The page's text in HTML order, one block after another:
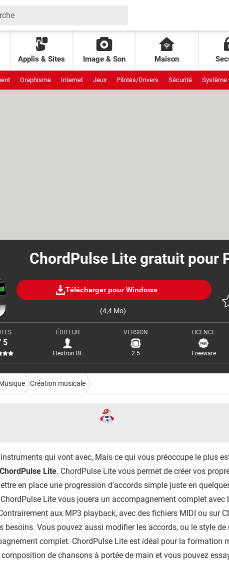
Applis & Sites Image & Son Maison
Graphisme Internet Jeux Pilotes/Drivers Sécurité Système
ChordPulse Lite gratuit pour
Télécharger pour Windows
(4,4 Mo)
5
ÉDITEUR
Flextron Bt.
VERSION
2.5
LICENCE
Freeware
Création musicale
qui vont avec, Mais ce qui vous préoccupe le plus
ChordPulse Lite. ChordPulse Lite vous permet de créer vos
en place une progression d'accords simple juste en
Lite vous jouera un accompagnement complet avec
aux MP3 playback, avec des fichiers MIDI ou sur
besoins. Vous pouvez aussi modifier les accords, ou le style de
complet. ChordPulse Lite est idéal pour la formation
de chansons à portée de main et vous pouvez